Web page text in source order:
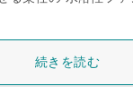
続きを読む